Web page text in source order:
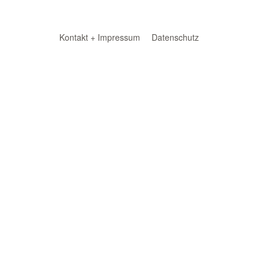
Kontakt + Impressum Datenschutz